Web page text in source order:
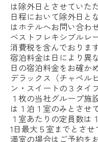
は除外日とさせていた
日程において除外日と
はホテルへお問い合わ
ベストフレキシブルレ
消費税を含んでおります
宿泊料金は日により異
日の宿泊料金をお確か
デラックス（チャペル
ン・スイートの３タイ
１枚の当社グループ施
は１泊１室のみとさせ
１室あたりの定員数は
1日最大５室までとさせ
満室の場合はご予約を